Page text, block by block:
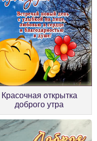
Красочная открытка
доброго утра